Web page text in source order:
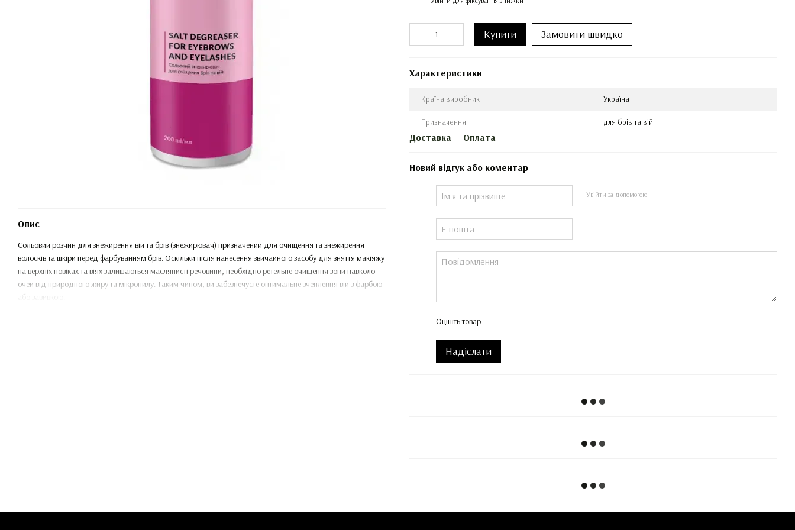
Опис
Сольовий розчин для знежирення вій та брів (знежирювач) призначений для очищення та знежирення
волосків та шкіри перед фарбуванням брів. Оскільки після нанесення звичайного засобу для зняття макіяжу
на верхніх повіках та віях залишаються маслянисті речовини, необхідно ретельне очищення зони навколо
очей від природного жиру та мікропилу. Таким чином, ви забезпечуєте оптимальне зчеплення вій з фарбою
Купити Замовити швидко
Характеристики
Країна виробник Україна
Призначення для брів та вій
Доставка Оплата
Новий відгук або коментар
Увійти за допомогою
Оцініть товар
Надіслати